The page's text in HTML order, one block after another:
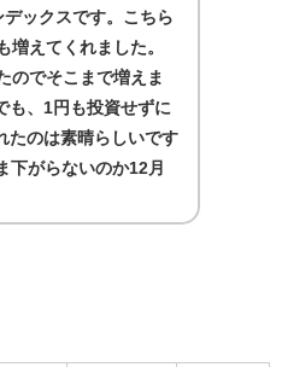
ックスです。こちら
増えてくれました。
のでそこまで増えま
も、1円も投資せずに
たのは素晴らしいです
下がらないのか12月